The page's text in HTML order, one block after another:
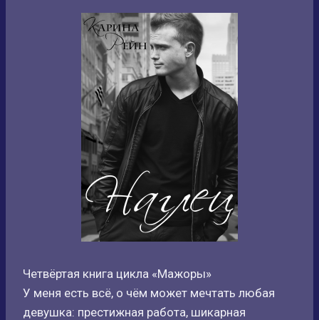
Четвёртая книга цикла «Мажоры»
У меня есть всё, о чём может мечтать любая
девушка: престижная работа, шикарная